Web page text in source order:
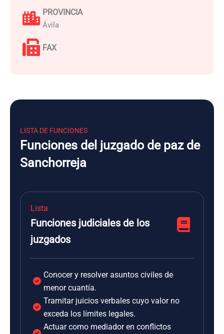
PROVINCIA
Ávila
FAX
LISTA DE FUNCIONES
Funciones del juzgado de paz de
Sanchorreja
Lista
Funciones judiciales de los
juzgados
Conocer y resolver asuntos civiles de
menor cuantía.
Tramitar juicios verbales cuyo valor no
exceda los límites legales.
Actuar como mediador en conflictos